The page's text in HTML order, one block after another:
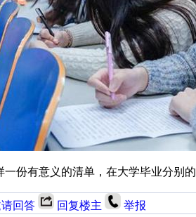
一份有意义的清单，在大学毕业分别
回答 回复楼主 举报